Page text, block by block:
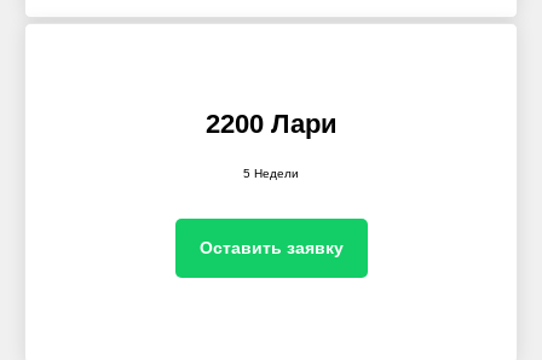
2200 Лари
5 Недели
Оставить заявку